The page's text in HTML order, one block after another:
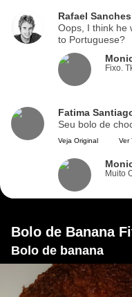
Rafael Sanches
Oops, I think he
to Portuguese?
Fixo.
Fatima
Seu bolo de
Veja Original Ver
Muito
Bolo de Banana
Bolo de banana